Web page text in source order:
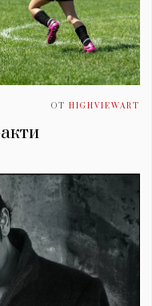
ОТ HIGHVIEWART